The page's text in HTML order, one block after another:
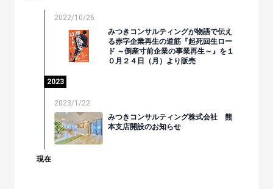
2022/10/26
みつきコンサルティングが物語で伝え
る赤字企業再生の道筋『起死回生ロー
ド ～倒産寸前企業の事業再生～』を１
０月２４日（月）より販売
2023
2023/1/22
みつきコンサルティング株式会社 熊
本支店開設のお知らせ
現在